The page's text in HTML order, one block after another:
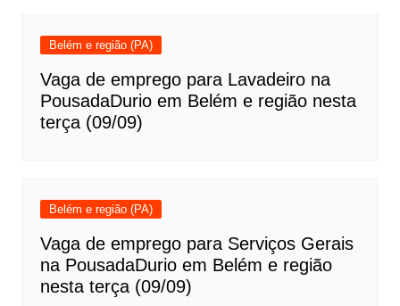
Belém e região (PA)
Vaga de emprego para Lavadeiro na
PousadaDurio em Belém e região nesta
terça (09/09)
Belém e região (PA)
Vaga de emprego para Serviços Gerais
na PousadaDurio em Belém e região
nesta terça (09/09)